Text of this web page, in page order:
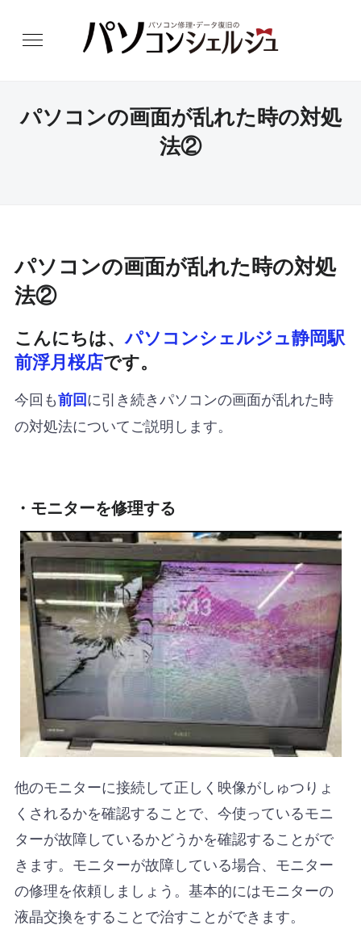
パソコンの画面が乱れた時の対処
法②
パソコンの画面が乱れた時の対処
法②
こんにちは、パソコンシェルジュ静岡駅
前浮月桜店です。
今回も前回に引き続きパソコンの画面が乱れた時
の対処法についてご説明します。
・モニターを修理する
他のモニターに接続して正しく映像がしゅつりょ
くされるかを確認することで、今使っているモニ
ターが故障しているかどうかを確認することがで
きます。モニターが故障している場合、モニター
の修理を依頼しましょう。基本的にはモニターの
液晶交換をすることで治すことができます。